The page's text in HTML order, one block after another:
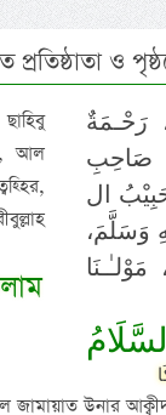
প্রতিষ্ঠাতা ও
আল
رَحْـمَةٌ
صَاحِبِ
ال
وَسَلَّمَ،
উনার